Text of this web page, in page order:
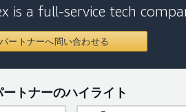
is a full-service tech
パートナーへ問い合わせる
ートナーのハイライト